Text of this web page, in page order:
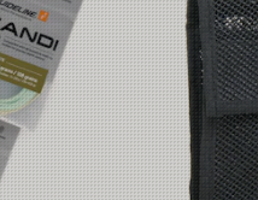
12 to 18ft &
14g
12 to 18ft &
14g